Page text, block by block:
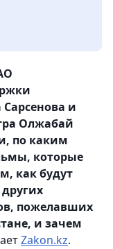
и
Олжабай
по каким
которые
как будут
пожелавших
и зачем
Zakon.kz.